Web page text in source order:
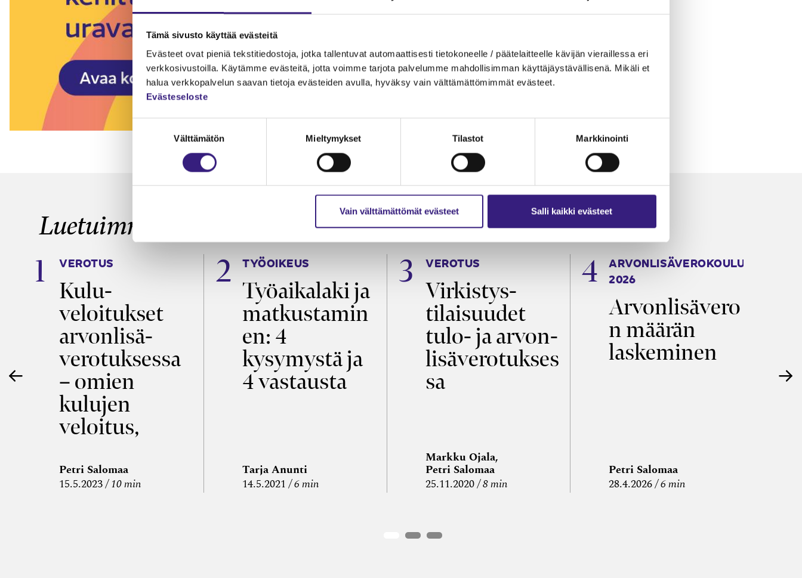
Tämä sivusto käyttää evästeitä
Evästeet ovat pieniä tekstitiedostoja, jotka tallentuvat automaattisesti tietokoneelle / päätelaitteelle kävijän vieraillessa eri
verkkosivustoilla. Käytämme evästeitä, jotta voimme tarjota palvelumme mahdollisimman käyttäjäystävällisenä. Mikäli et
halua verkkopalvelun saavan tietoja evästeiden avulla, hyväksy vain välttämättömimmät evästeet.
Evästeseloste
Välttämätön Mieltymykset Tilastot Markkinointi
Vain välttämättömät evästeet Salli kaikki evästeet
Luetuimmat
VEROTUS
Kulu­
veloitukset
arvon­lisä­
verotuksessa
– omien
kulujen
veloitus,
edelleen­
veloitus ja
Petri Salomaa
15.5.2023 10 min
TYÖOIKEUS
Työaikalaki ja
matkustamin
en: 4
kysymystä ja
4 vastausta
Tarja Anunti
14.5.2021
6 min
VEROTUS
Virkistys­
tilaisuudet
tulo- ja arvon­
lisäverotukses
sa
Markku Ojala,
Petri Salomaa
25.11.2020 8 min
ARVONLISÄVEROKOULU
2026
Arvonlisävero
n määrän
laskeminen
Petri Salomaa
28.4.2026 6 min